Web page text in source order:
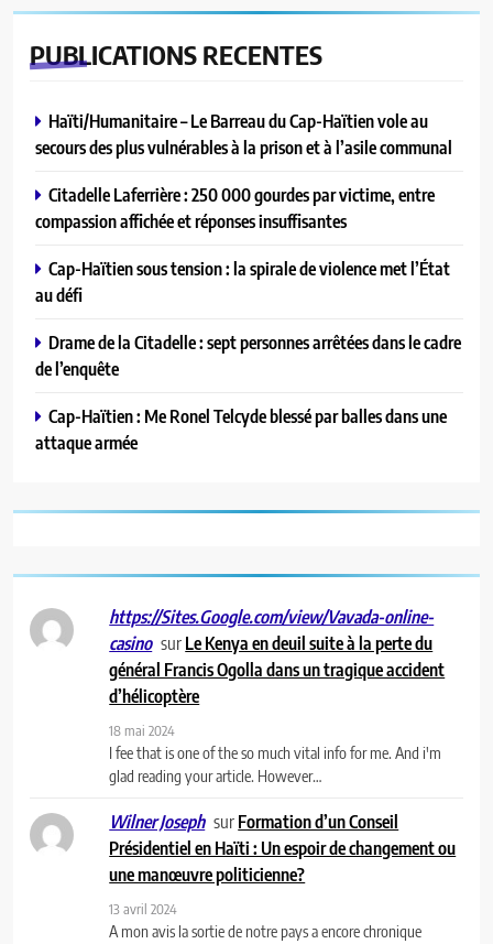
PUBLICATIONS RECENTES
Haïti/Humanitaire – Le Barreau du Cap-Haïtien vole au
secours des plus vulnérables à la prison et à l’asile communal
Citadelle Laferrière : 250 000 gourdes par victime, entre
compassion affichée et réponses insuffisantes
Cap-Haïtien sous tension : la spirale de violence met l’État
au défi
Drame de la Citadelle : sept personnes arrêtées dans le cadre
de l’enquête
Cap-Haïtien : Me Ronel Telcyde blessé par balles dans une
attaque armée
https://Sites.Google.com/view/Vavada-online-
casino surLe Kenya en deuil suite à la perte du
général Francis Ogolla dans un tragique accident
d’hélicoptère
18 mai 2024
I fee that is one of the so much vital info for me. And i'm
glad reading your article. However…
Wilner Joseph surFormation d’un Conseil
Présidentiel en Haïti : Un espoir de changement ou
une manœuvre politicienne?
13 avril 2024
A mon avis la sortie de notre pays a encore chronique